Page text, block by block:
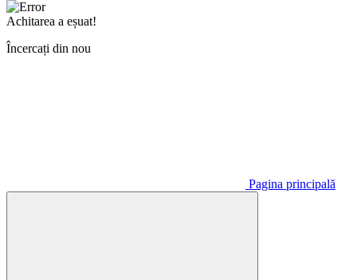
Achitarea a eșuat!
Încercați din nou
Pagina principală